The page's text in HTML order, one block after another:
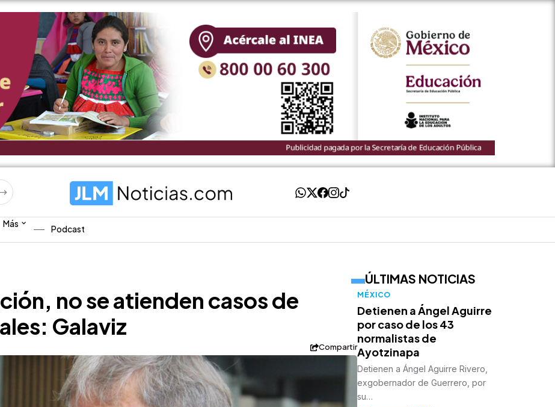
Más Podcast
no se atienden casos de
Galaviz
Compartir
ÚLTIMAS NOTICIAS
MÉXICO
Detienen a Ángel Aguirre
por caso de los 43
normalistas de
Ayotzinapa
Detienen a Ángel Aguirre Rivero,
exgobernador de Guerrero, por
su…